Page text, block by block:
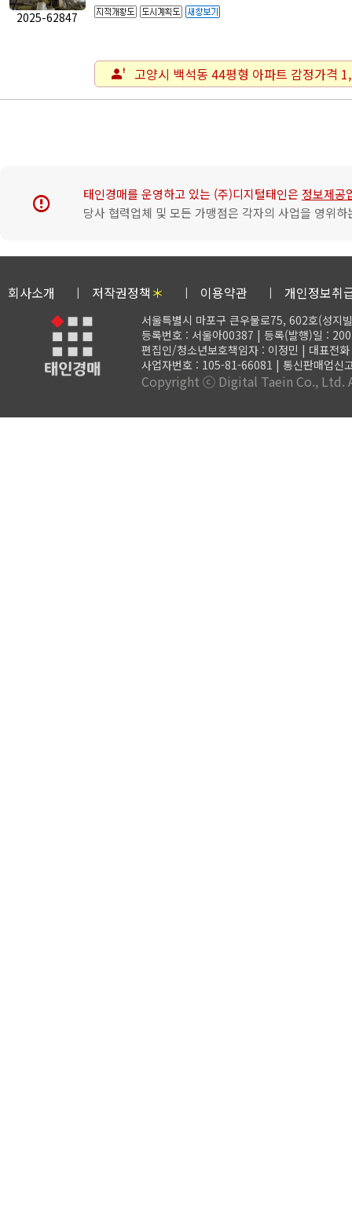
2025-62847
고양시 백석동 44평형 아파트 감정가격
error 태인경매를 운영하고 있는 (주)디지털태인은 정보제공
당사 협력업체 및 모든 가맹점은 각자의 사업을 영위
회사소개 저작권정책 ＊ 이용약관 개인정보취
서울특별시 마포구 큰우물로75, 602호(성지
등록번호 : 서울아00387 | 등록(발행)일 :
편집인/청소년보호책임자 : 이정민 | 대표
사업자번호 : 105-81-66081 | 통신판매업
Copyright ⓒ Digital Taein Co., Ltd.